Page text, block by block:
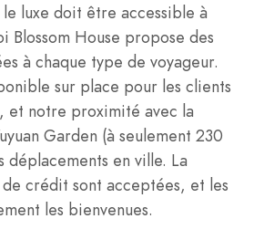
luxe doit être accessible à
Blossom House propose des
à chaque type de voyageur.
sur place pour les clients
et notre proximité avec la
Garden (à seulement 230
en ville. La
crédit sont acceptées, et les
les bienvenues.